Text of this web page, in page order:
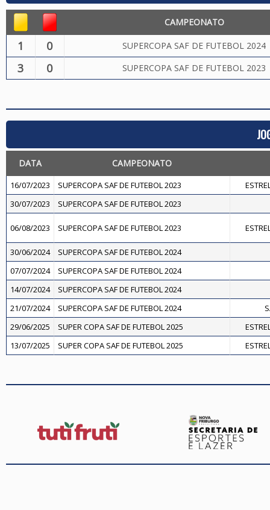
CAMPEONATO
1 0 SUPERCOPA SAF DE FUTEBOL 2024
3 0 SUPERCOPA SAF DE FUTEBOL 2023
DATA CAMPEONATO
16/07/2023 SUPERCOPA SAF DE FUTEBOL 2023
30/07/2023
SUPERCOPA SAF DE FUTEBOL 2023
06/08/2023 SUPERCOPA SAF DE FUTEBOL 2023
30/06/2024
SUPERCOPA SAF DE FUTEBOL 2024
07/07/2024
SUPERCOPA SAF DE FUTEBOL 2024
14/07/2024
SUPERCOPA SAF DE FUTEBOL 2024
21/07/2024
SUPERCOPA SAF DE FUTEBOL 2024
29/06/2025
SUPER COPA SAF DE FUTEBOL 2025
13/07/2025
SUPER COPA SAF DE FUTEBOL 2025